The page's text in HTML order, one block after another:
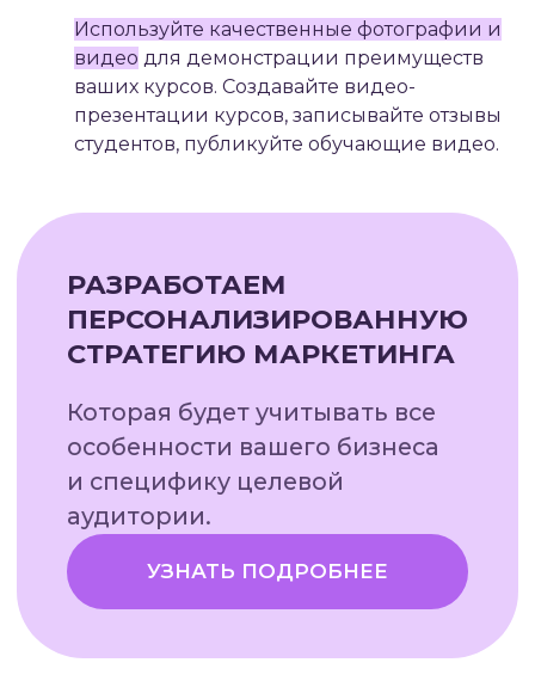
Используйте качественные фотографии и
видео для демонстрации преимуществ
ваших курсов. Создавайте видео-
презентации курсов, записывайте отзывы
студентов, публикуйте обучающие видео.
СОЦИАЛЬНЫЕ СЕТИ(SMM)